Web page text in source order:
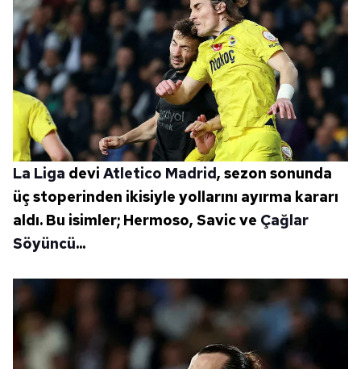
hazırlanmış Aydınlatma Metnimizi okumak ve sitemizde
ilgili mevzuata uygun olarak kullanılan çerezlerle ilgili bilgi
almak için lütfen
tıklayınız
La Liga devi Atletico Madrid, sezon sonunda
üç stoperinden ikisiyle yollarını ayırma kararı
aldı. Bu isimler; Hermoso, Savic ve Çağlar
Söyüncü...